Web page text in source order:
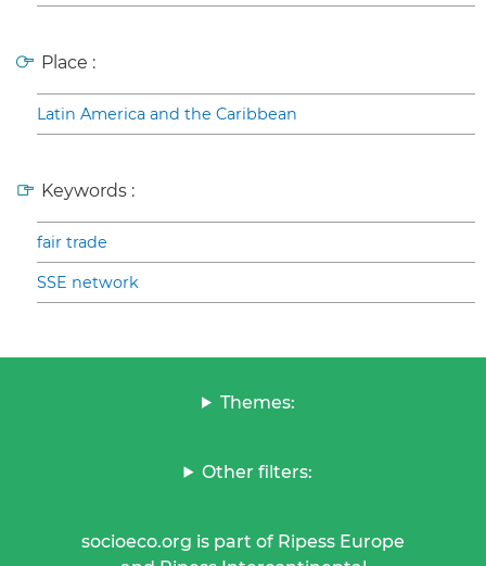
Place :
Latin America and the Caribbean
Keywords :
fair trade
SSE network
Themes:
Other filters:
socioeco.org is part of Ripess Europe